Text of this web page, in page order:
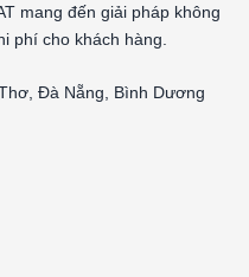
mang đến giải pháp không
phí cho khách hàng.
Đà Nẵng, Bình Dương